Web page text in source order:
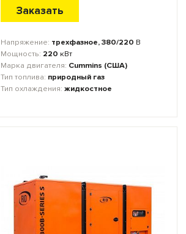
Заказать
Напряжение: трехфазное, 380/220 В
Мощность: 220 кВт
Марка двигателя: Cummins (США)
Тип топлива: природный газ
Тип охлаждения: жидкостное